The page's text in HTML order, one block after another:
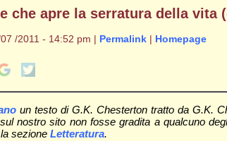
che apre la serratura della vita
/2011 - 14:52 pm | Permalink| Homepage
un testo di G.K. Chesterton tratto da G.K.
nostro sito non fosse gradita a qualcuno
sezione Letteratura.